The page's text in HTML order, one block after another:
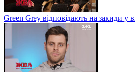
Green Grey відповідають на закиди у